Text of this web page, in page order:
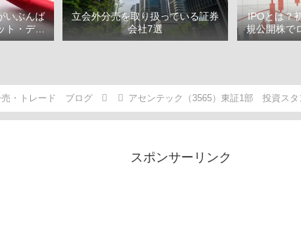
いぶんば
・デメ
立会外分売を取り扱っている証券
会社7選
IPOとは？
規公開株で
ーン投
売・トレード ブログ アセンテック（3565）東証1部 投資ス
スポンサーリンク